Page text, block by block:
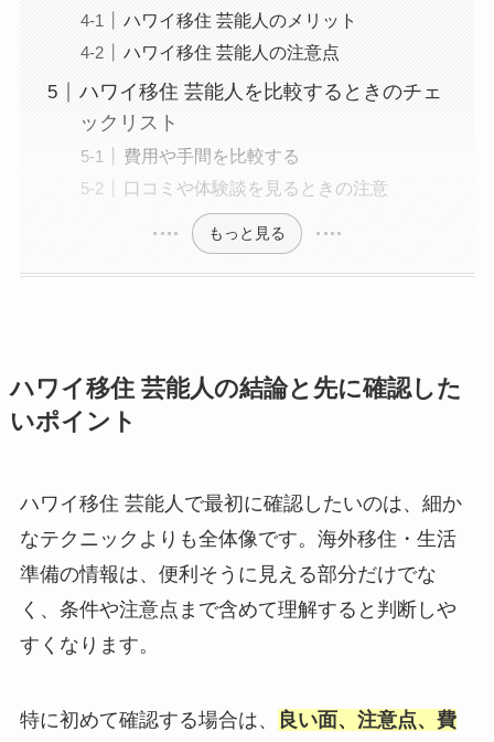
ハワイ移住 芸能人のメリット
ハワイ移住 芸能人の注意点
ハワイ移住 芸能人を比較するときのチェ
ックリスト
費用や手間を比較する
口コミや体験談を見るときの注意
もっと見る
ハワイ移住 芸能人の結論と先に確認した
いポイント
ハワイ移住 芸能人で最初に確認したいのは、細か
なテクニックよりも全体像です。海外移住・生活
準備の情報は、便利そうに見える部分だけでな
く、条件や注意点まで含めて理解すると判断しや
すくなります。
特に初めて確認する場合は、
良い面、注意点、費